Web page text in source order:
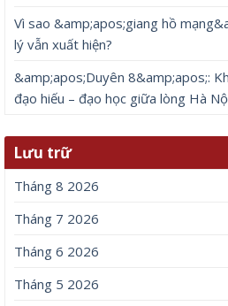
Vì sao &amp;apos;giang hồ
lý vẫn xuất hiện?
&amp;apos;Duyên 8&amp;apos;:
đạo hiếu – đạo học giữa lòng Hà
Lưu trữ
Tháng 8 2026
Tháng 7 2026
Tháng 6 2026
Tháng 5 2026